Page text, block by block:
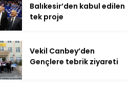
Balıkesir’den kabul edilen
tek proje
Vekil Canbey’den
Gençlere tebrik ziyareti